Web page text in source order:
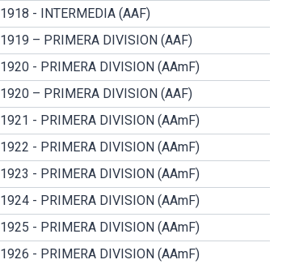
1918 - INTERMEDIA (AAF)
1919 – PRIMERA DIVISION (AAF)
1920 - PRIMERA DIVISION (AAmF)
1920 – PRIMERA DIVISION (AAF)
1921 - PRIMERA DIVISION (AAmF)
1922 - PRIMERA DIVISION (AAmF)
1923 - PRIMERA DIVISION (AAmF)
1924 - PRIMERA DIVISION (AAmF)
1925 - PRIMERA DIVISION (AAmF)
1926 - PRIMERA DIVISION (AAmF)